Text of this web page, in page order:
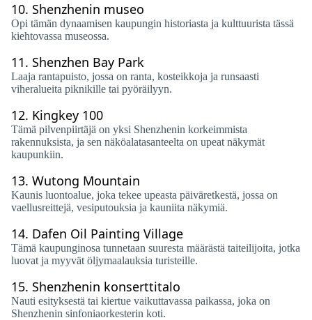
10. Shenzhenin museo
Opi tämän dynaamisen kaupungin historiasta ja kulttuurista tässä
kiehtovassa museossa.
11. Shenzhen Bay Park
Laaja rantapuisto, jossa on ranta, kosteikkoja ja runsaasti
viheralueita piknikille tai pyöräilyyn.
12. Kingkey 100
Tämä pilvenpiirtäjä on yksi Shenzhenin korkeimmista
rakennuksista, ja sen näköalatasanteelta on upeat näkymät
kaupunkiin.
13. Wutong Mountain
Kaunis luontoalue, joka tekee upeasta päiväretkestä, jossa on
vaellusreittejä, vesiputouksia ja kauniita näkymiä.
14. Dafen Oil Painting Village
Tämä kaupunginosa tunnetaan suuresta määrästä taiteilijoita, jotka
luovat ja myyvät öljymaalauksia turisteille.
15. Shenzhenin konserttitalo
Nauti esityksestä tai kiertue vaikuttavassa paikassa, joka on
Shenzhenin sinfoniaorkesterin koti.